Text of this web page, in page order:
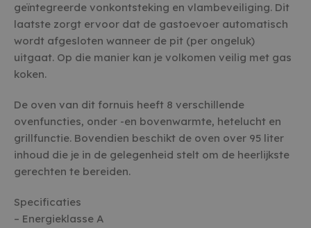
geïntegreerde vonkontsteking en vlambeveiliging. Dit
laatste zorgt ervoor dat de gastoevoer automatisch
wordt afgesloten wanneer de pit (per ongeluk)
uitgaat. Op die manier kan je volkomen veilig met gas
koken.
De oven van dit fornuis heeft 8 verschillende
ovenfuncties, onder -en bovenwarmte, hetelucht en
grillfunctie. Bovendien beschikt de oven over 95 liter
inhoud die je in de gelegenheid stelt om de heerlijkste
gerechten te bereiden.
Specificaties
– Energieklasse A